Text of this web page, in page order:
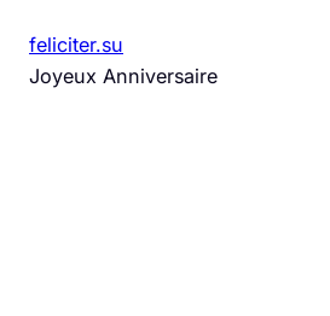
au
contenu
feliciter.su
Joyeux Anniversaire